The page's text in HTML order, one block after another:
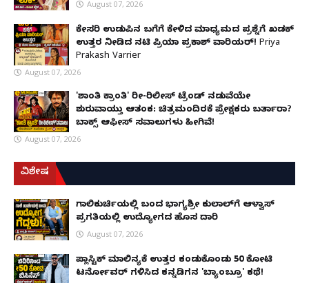
August 07, 2026
ಕೇಸರಿ ಉಡುಪಿನ ಬಗೆಗೆ ಕೇಳಿದ ಮಾಧ್ಯಮದ ಪ್ರಶ್ನೆಗೆ ಖಡಕ್
ಉತ್ತರ ನೀಡಿದ ನಟಿ ಪ್ರಿಯಾ ಪ್ರಕಾಶ್ ವಾರಿಯರ್! Priya
Prakash Varrier
August 07, 2026
'ಶಾಂತಿ ಕ್ರಾಂತಿ' ರೀ-ರಿಲೀಸ್ ಟ್ರೆಂಡ್ ನಡುವೆಯೇ
ಶುರುವಾಯ್ತು ಆತಂಕ: ಚಿತ್ರಮಂದಿರಕ್ಕೆ ಪ್ರೇಕ್ಷಕರು ಬರ್ತಾರಾ?
ಬಾಕ್ಸ್ ಆಫೀಸ್ ಸವಾಲುಗಳು ಹೀಗಿವೆ!
August 07, 2026
ವಿಶೇಷ
ಗಾಲಿಕುರ್ಚಿಯಲ್ಲಿ ಬಂದ ಭಾಗ್ಯಶ್ರೀ ಕುಲಾಲ್‌ಗೆ ಆಳ್ವಾಸ್
ಪ್ರಗತಿಯಲ್ಲಿ ಉದ್ಯೋಗದ ಹೊಸ ದಾರಿ
August 07, 2026
ಪ್ಲಾಸ್ಟಿಕ್ ಮಾಲಿನ್ಯಕ್ಕೆ ಉತ್ತರ ಕಂಡುಕೊಂಡು ₹50 ಕೋಟಿ
ಟರ್ನೋವರ್ ಗಳಿಸಿದ ಕನ್ನಡಿಗನ 'ಬ್ಯಾಂಬ್ರೂ' ಕಥೆ!